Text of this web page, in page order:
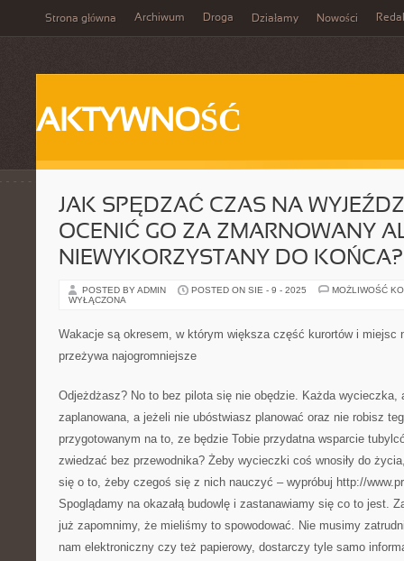
Strona główna Archiwum Droga Działamy Nowości
AKTYWNOŚĆ
JAK SPĘDZAĆ CZAS NA
OCENIĆ GO ZA ZMARNOWANY
NIEWYKORZYSTANY DO KOŃCA?
POSTED BY ADMIN POSTED ON SIE - 9 - 2025
MOŻLIWOŚĆ
WYŁĄCZONA
Wakacje są okresem, w którym większa część kurortów i miejsc
przeżywa najogromniejsze
Odjeżdżasz? No to bez pilota się nie obędzie. Każda wycieczka,
zaplanowana, a jeżeli nie ubóstwiasz planować oraz nie robisz
przygotowanym na to, ze będzie Tobie przydatna wsparcie
zwiedzać bez przewodnika? Żeby wycieczki coś wnosiły do
się o to, żeby czegoś się z nich nauczyć – wypróbuj http://
Spoglądamy na okazałą budowlę i zastanawiamy się co to jest.
już zapomnimy, że mieliśmy to spowodować. Nie musimy
nam elektroniczny czy też papierowy, dostarczy tyle samo